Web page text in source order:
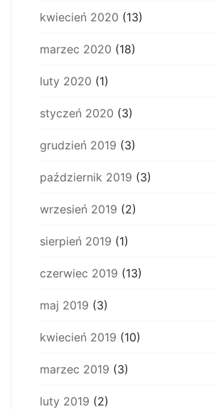
kwiecień 2020 (13)
marzec 2020 (18)
luty 2020 (1)
styczeń 2020 (3)
grudzień 2019 (3)
październik 2019 (3)
wrzesień 2019 (2)
sierpień 2019 (1)
czerwiec 2019 (13)
maj 2019 (3)
kwiecień 2019 (10)
marzec 2019 (3)
luty 2019 (2)